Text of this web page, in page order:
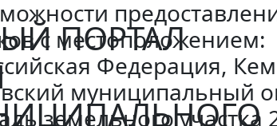
ПОРТАЛ
с местоположением:
Федерация,
муниципальный
земельного участка